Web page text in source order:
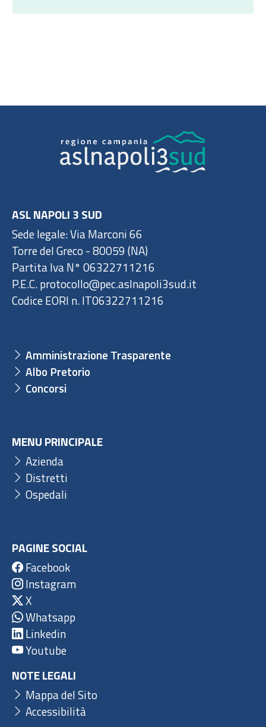
ASL NAPOLI 3 SUD
Sede legale: Via Marconi 66
Torre del Greco - 80059 (NA)
Partita Iva N° 06322711216
P.E.C. protocollo@pec.aslnapoli3sud.it
Codice EORI n. IT06322711216
Amministrazione Trasparente
Albo Pretorio
Concorsi
MENU PRINCIPALE
Azienda
Distretti
Ospedali
PAGINE SOCIAL
Facebook
Instagram
X
Whatsapp
Linkedin
Youtube
NOTE LEGALI
Mappa del Sito
Accessibilità